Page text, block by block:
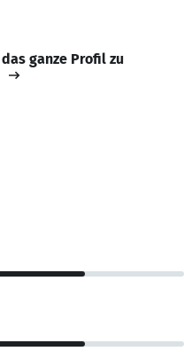
ganze Profil zu